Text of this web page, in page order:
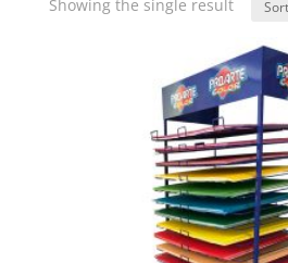
Showing the single result